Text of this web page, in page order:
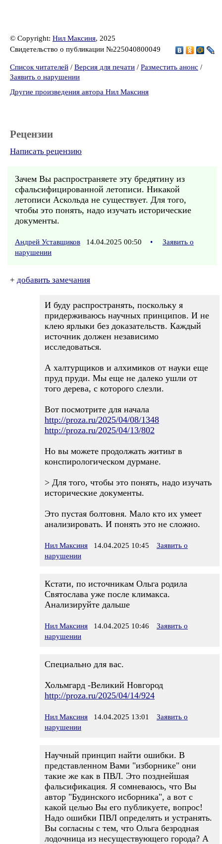
© Copyright: Нил Максиня, 2025
Свидетельство о публикации №225040800049
Список читателей / Версия для печати / Разместить анонс /
Заявить о нарушении
Другие произведения автора Нил Максиня
Рецензии
Написать рецензию
Зачем Вы распространяете эту бредятину из
сфальсифицированной летописи. Никакой
летописи Аскольда не существует. Для того,
чтобы это понять, надо изучать исторические
документы.
Андрей Уставщиков 14.04.2025 00:50 •
Заявить о
нарушении
+ добавить замечания
И буду распространять, поскольку я
придерживаюсь научных принципов. И не
клею ярлыки без доказательств. Каждый
источник должен независимо
исследоваться.
А халтурщиков и алхимиков от науки еще
пруд пруди. Мы еще не далеко ушли от
того дерева, с которого слезли.
Вот посмотрите для начала
http://proza.ru/2025/04/08/1348
http://proza.ru/2025/04/13/802
Но вы можете продолжать житиьт в
конспирологическом дурмане.
> Для того, чтобы это понять, надо изучать
исторические документы.
Это пустая болтовня. Мало кто их умеет
анализировать. И понять это не сложно.
Нил Максиня 14.04.2025 10:45
Заявить о
нарушении
Кстати, по источникам Ольга родила
Святослава уже после климакса.
Анализируйте дальше
Нил Максиня 14.04.2025 10:46
Заявить о
нарушении
Специально для вас.
Хольмгард -Великий Новгород
http://proza.ru/2025/04/14/924
Нил Максиня 14.04.2025 13:01
Заявить о
нарушении
Научный принцип найти ошибки. В
представленном Вами "изборнике" они
такие же как в ПВЛ. Это позднейшая
фальсификация. Я сомневаюсь, что Вы
автор "Будинского исборника", а вот с
какой целью Вы его публикуете, вопрос!
Надо ошибки ПВЛ определять и устранять.
Вы согласны с тем, что Ольга безродная
лодочница из несуществующего города? А